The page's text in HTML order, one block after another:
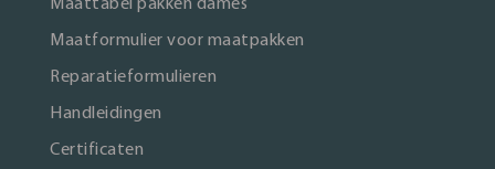
Maatformulier voor maatpakken
Reparatieformulieren
Handleidingen
Certificaten